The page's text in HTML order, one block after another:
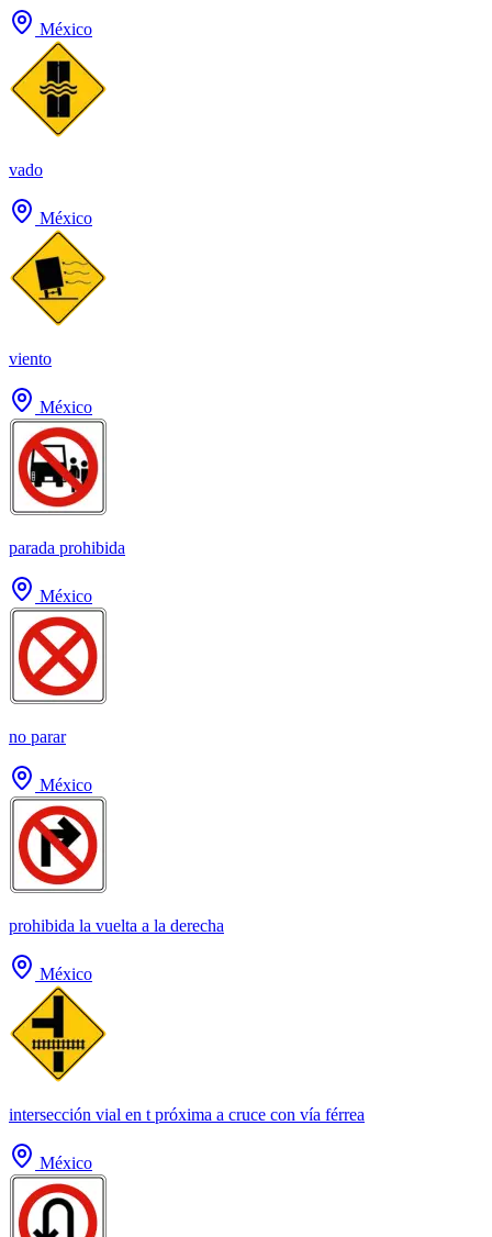
México
vado
México
viento
México
parada prohibida
México
no parar
México
prohibida la vuelta a la derecha
México
intersección vial en t próxima a cruce con vía férrea
México